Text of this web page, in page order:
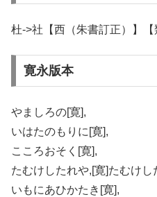
杜->社【西（朱書訂正）】【
寛永版本
やましろの[寛],
いはたのもりに[寛],
こころおそく[寛],
たむけしたれや,[寛]たむけし
いもにあひかたき[寛],